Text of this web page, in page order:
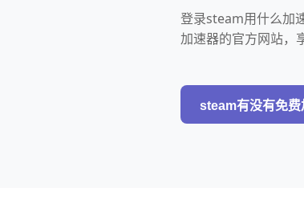
登录steam用什么加
加速器的官方网站，
steam有没有免费